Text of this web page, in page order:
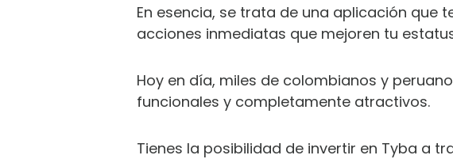
En esencia, se trata de una aplicación que
acciones inmediatas que mejoren tu
Hoy en día, miles de colombianos y
funcionales y completamente atractivos.
Tienes la posibilidad de invertir en Tyba a